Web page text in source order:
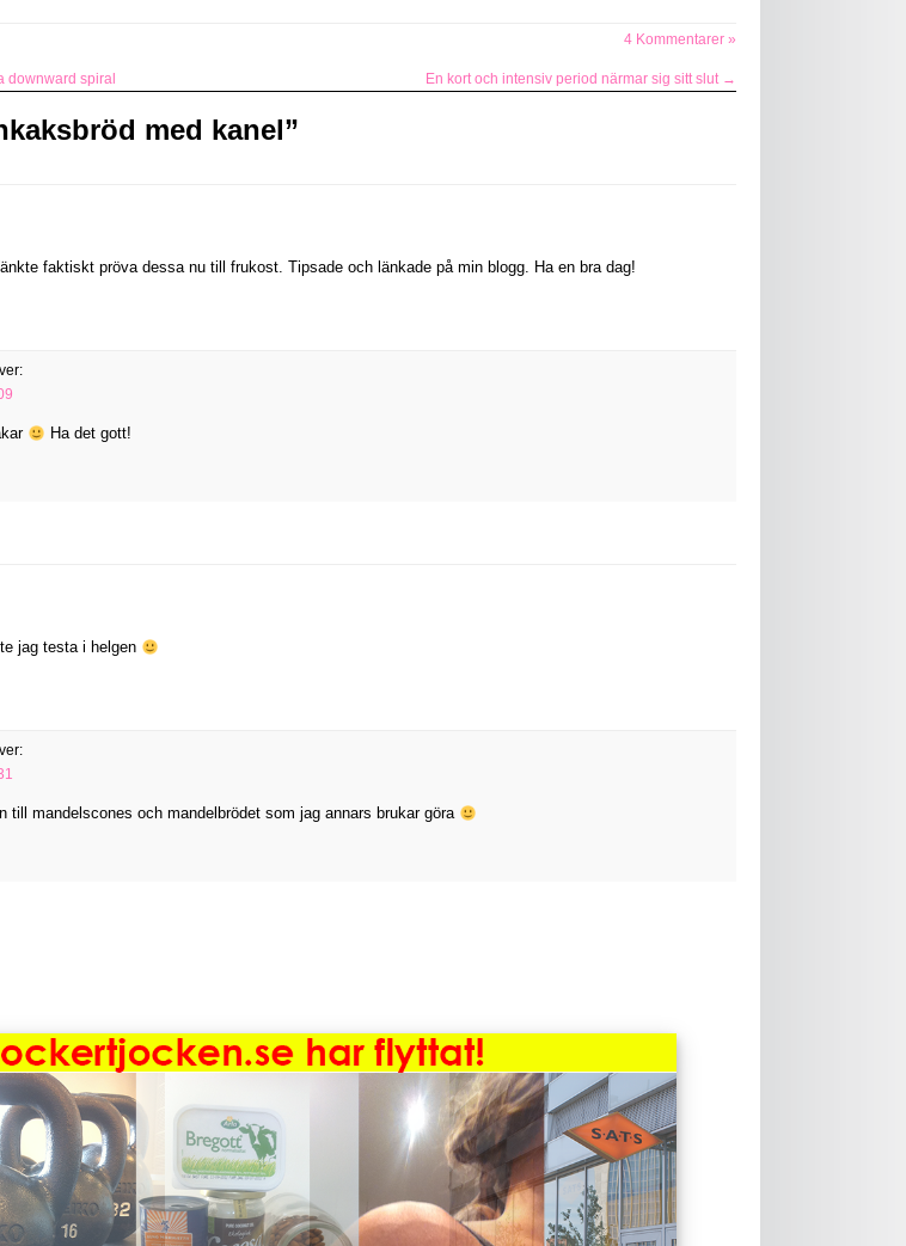
4 Kommentarer »
downward spiral En kort och intensiv period närmar sig sitt slut →
med kanel”
faktiskt pröva dessa nu till frukost. Tipsade och länkade på min blogg. Ha en bra dag!
Ha det gott!
jag testa i helgen
till mandelscones och mandelbrödet som jag annars brukar göra